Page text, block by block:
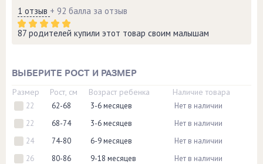
1 отзыв + 92 балла за отзыв
87 родителей купили этот товар своим малышам
ВЫБЕРИТЕ РОСТ И РАЗМЕР
Размер Рост, см Возраст ребенка Наличие товара
22 62-68 3-6 месяцев
Нет в наличии
22
68-74 3-6 месяцев
Нет в наличии
24
74-80 6-9 месяцев
Нет в наличии
26
80-86 9-18 месяцев Нет в наличии